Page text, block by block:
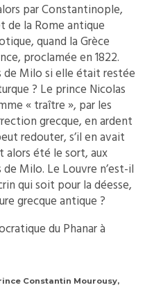
par Constantinople,
de la Rome antique
quand la Grèce
proclamée en 1822.
de Milo si elle était restée
? Le prince Nicolas
« traître », par les
grecque, en ardent
redouter, s’il en avait
alors été le sort, aux
de Milo. Le Louvre n’est-il
qui soit pour la déesse,
grecque antique ?
du Phanar à
Constantin Mourousy,